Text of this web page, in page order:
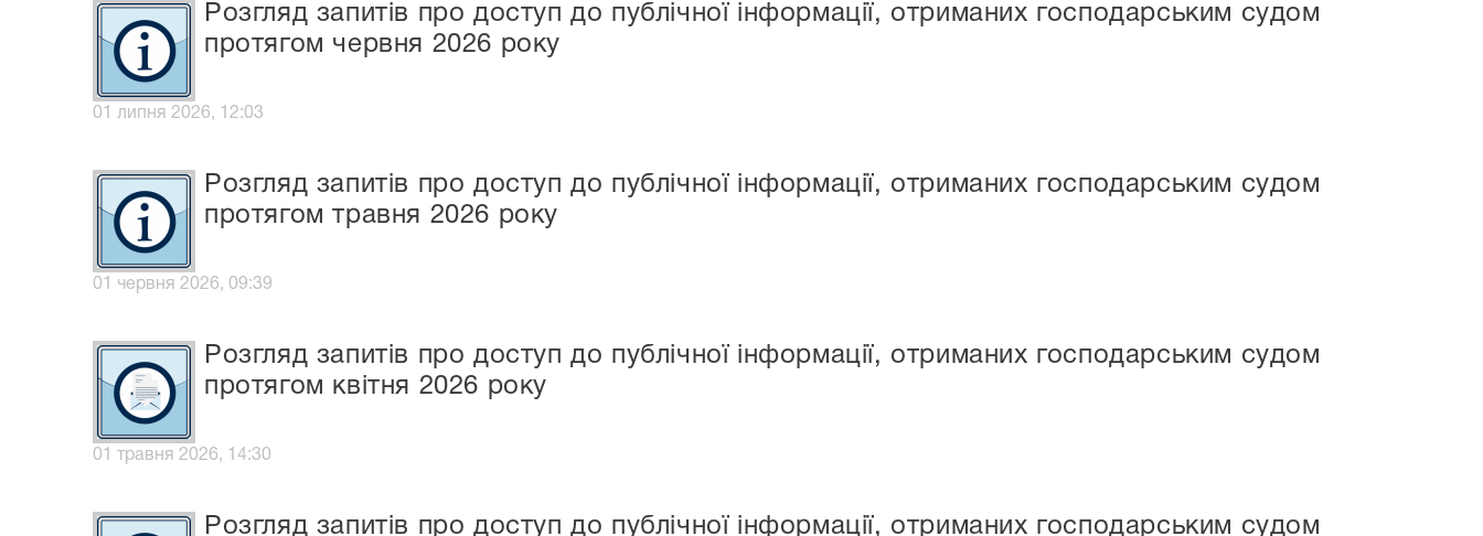
Розгляд запитів про доступ до публічної інформації, отриманих господарським судом
протягом червня 2026 року
01 липня 2026, 12:03
Розгляд запитів про доступ до публічної інформації, отриманих господарським судом
протягом травня 2026 року
01 червня 2026, 09:39
Розгляд запитів про доступ до публічної інформації, отриманих господарським судом
протягом квітня 2026 року
01 травня 2026, 14:30
Розгляд запитів про доступ до публічної інформації, отриманих господарським судом